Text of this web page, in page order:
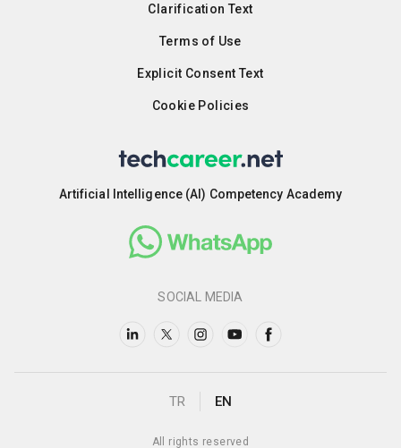
Clarification Text
Terms of Use
Explicit Consent Text
Cookie Policies
Artificial Intelligence (AI) Competency Academy
SOCIAL MEDIA
TR EN
All rights reserved